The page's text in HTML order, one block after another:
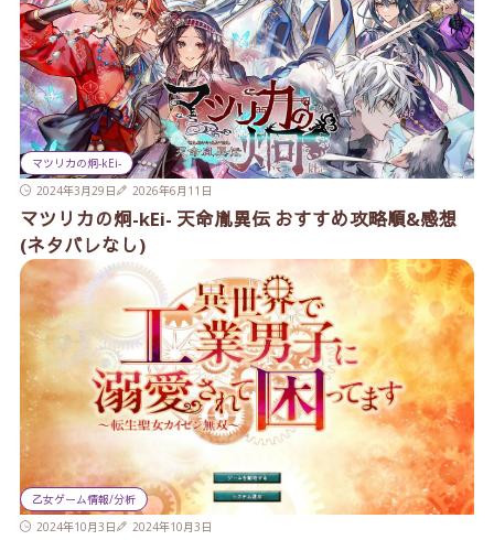
マツリカの炯-kEi-
2024年3月29日
2026年6月11日
マツリカの炯-kEi- 天命胤異伝 おすすめ攻略順&感想
(ネタバレなし)
乙女ゲーム情報/分析
2024年10月3日
2024年10月3日